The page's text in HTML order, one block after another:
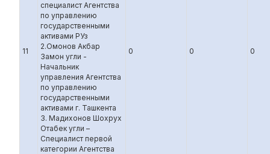
11
специалист Агентства
по управлению
государственными
активами РУз
2.Омонов Акбар
Замон угли -
Начальник
управления Агентства
по управлению
государственными
активами г. Ташкента
3. Мадихонов Шохрух
Отабек угли –
Специалист первой
категории Агентства
0 0 0